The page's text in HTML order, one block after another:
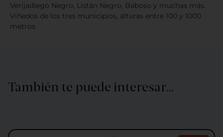
Verijadiego Negro, Listán Negro, Baboso y muchas más.
Viñedos de los tres municipios, alturas entre 100 y 1000
metros.
También te puede interesar…